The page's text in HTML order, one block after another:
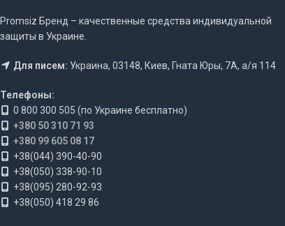
Promsiz Бренд – качественные средства индивидуальной
защиты в Украине.
Для писем: Украина, 03148, Киев, Гната Юры, 7А, а/я 114
Телефоны:
0 800 300 505 (по Украине бесплатно)
+380 50 310 71 93
+380 99 605 08 17
+38(044) 390-40-90
+38(050) 338-90-10
+38(095) 280-92-93
+38(050) 418 29 86